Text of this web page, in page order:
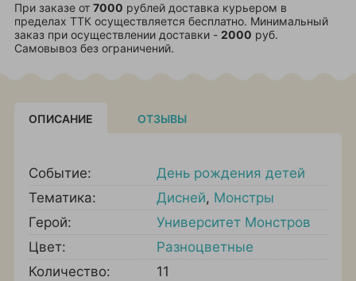
При заказе от 7000 рублей доставка курьером в
пределах ТТК осуществляется бесплатно. Минимальный
заказ при осуществлении доставки - 2000 руб.
Самовывоз без ограничений.
ОПИСАНИЕ ОТЗЫВЫ
Событие:
День рождения детей
Тематика:
Дисней, Монстры
Герой:
Университет Монстров
Цвет:
Разноцветные
Количество:
11